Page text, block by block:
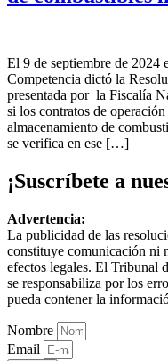
El 9 de septiembre de 2024
Competencia dictó la
presentada por la Fiscalía
si los contratos de
almacenamiento de
se verifica en ese […]
¡Suscríbete a
Advertencia:
La publicidad de las
constituye comunicación ni
efectos legales. El Tribunal
se responsabiliza por los
pueda contener la
Nombre
Email